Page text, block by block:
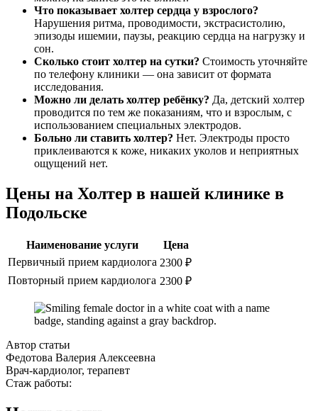
Что показывает холтер сердца у взрослого?
Нарушения ритма, проводимости, экстрасистолию,
эпизоды ишемии, паузы, реакцию сердца на нагрузку и
сон.
Сколько стоит холтер на сутки? Стоимость уточняйте
по телефону клиники — она зависит от формата
исследования.
Можно ли делать холтер ребёнку? Да, детский холтер
проводится по тем же показаниям, что и взрослым, с
использованием специальных электродов.
Больно ли ставить холтер? Нет. Электроды просто
приклеиваются к коже, никаких уколов и неприятных
ощущений нет.
Цены на Холтер в нашей клинике в
Подольске
Наименование услуги
Цена
Первичный прием кардиолога 2300 ₽
Повторный прием кардиолога 2300 ₽
Автор статьи
Федотова Валерия Алексеевна
Врач-кардиолог, терапевт
Стаж работы: